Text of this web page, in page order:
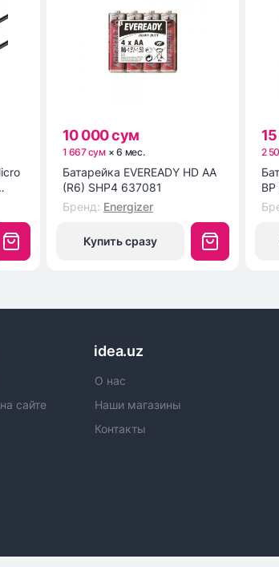
10 000 сум
1 667 сум ×6 мес.
Батарейка EVEREADY HD AA
(R6) SHP4 637081
Бренд: Energizer
Купить сразу
2
сайте
idea.uz
О нас
Наши магазины
Контакты